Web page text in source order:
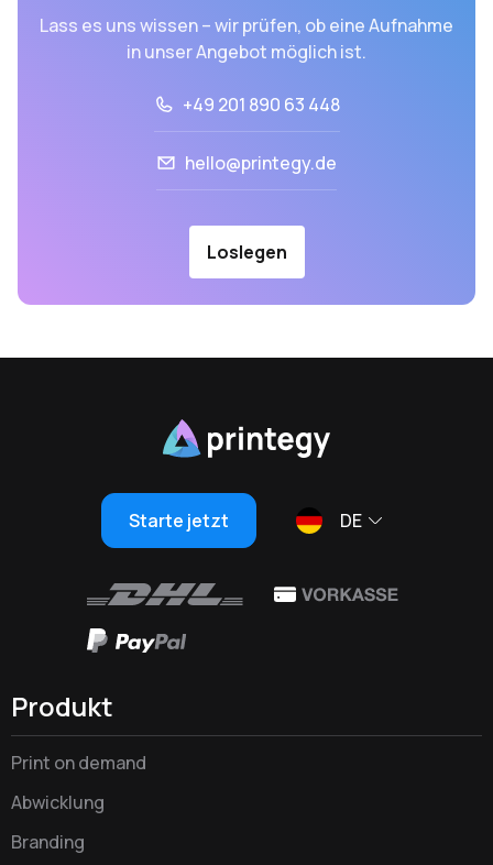
Lass es uns wissen – wir prüfen, ob eine Aufnahme
in unser Angebot möglich ist.
+49 201 890 63 448
hello@printegy.de
Loslegen
Starte jetzt DE
Produkt
Print on demand
Abwicklung
Branding